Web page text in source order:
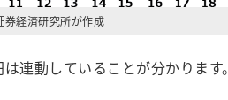
券経済研究所が作成
連動していることが分かります。